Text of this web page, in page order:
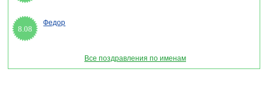
8.08
Федор
Все поздравления по именам